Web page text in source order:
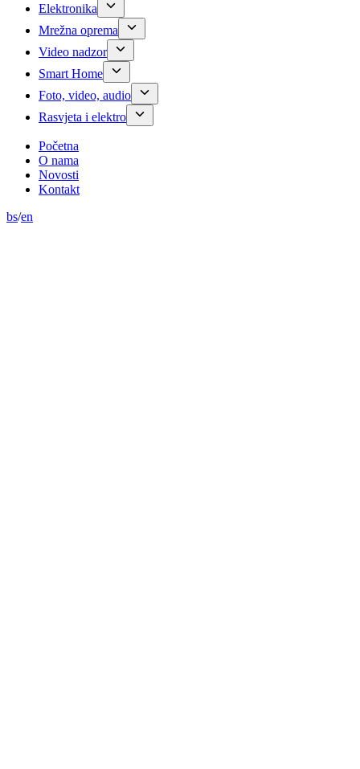
Elektronika
Mrežna oprema
Video nadzor
Smart Home
Foto, video, audio
Rasvjeta i elektro
Početna
O nama
Novosti
Kontakt
bs/en